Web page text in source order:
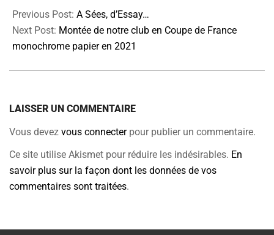
11-
06
Previous Post: A Sées, d’Essay…
Next Post: Montée de notre club en Coupe de France
monochrome papier en 2021
LAISSER UN COMMENTAIRE
Vous devez vous connecterpour publier un commentaire.
Ce site utilise Akismet pour réduire les indésirables. En
savoir plus sur la façon dont les données de vos
commentaires sont traitées.